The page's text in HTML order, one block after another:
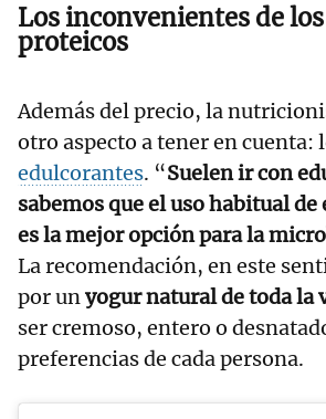
Los inconvenientes de
proteicos
Además del precio, la
otro aspecto a tener en cuenta:
edulcorantes. “Suelen ir con
sabemos que el uso habitual
es la mejor opción para la
La recomendación, en este
por unyogur natural de toda la
ser cremoso, entero o
preferencias de cada persona.